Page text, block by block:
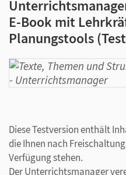
E-Book mit
Planungstools
Diese Testversion enthält
die Ihnen nach
Verfügung stehen.
Der Unterrichtsmanager